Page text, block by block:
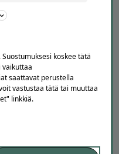
koskee tätä
vaikuttaa
saattavat perustella
vastustaa tätä tai muuttaa
linkkiä.